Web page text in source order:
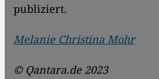
publiziert.
Melanie Christina Mohr
© Qantara.de 2023